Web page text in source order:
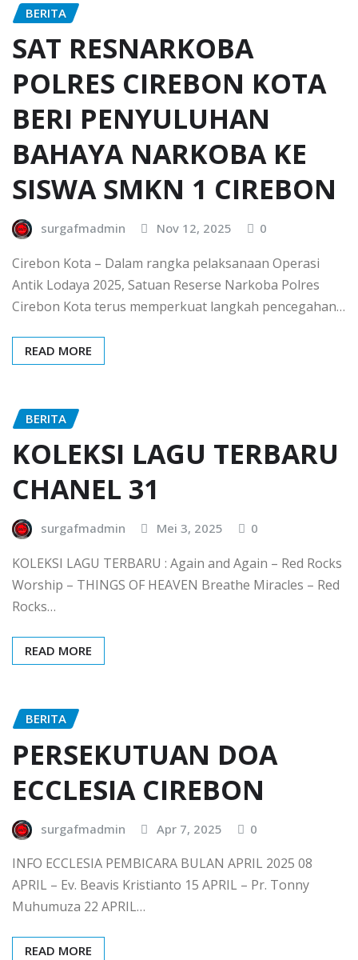
BERITA
SAT RESNARKOBA
POLRES CIREBON KOTA
BERI PENYULUHAN
BAHAYA NARKOBA KE
SISWA SMKN 1 CIREBON
surgafmadmin Nov 12, 2025 0
Cirebon Kota – Dalam rangka pelaksanaan Operasi
Antik Lodaya 2025, Satuan Reserse Narkoba Polres
Cirebon Kota terus memperkuat langkah pencegahan…
READ MORE
BERITA
KOLEKSI LAGU TERBARU
CHANEL 31
surgafmadmin Mei 3, 2025 0
KOLEKSI LAGU TERBARU : Again and Again – Red Rocks
Worship – THINGS OF HEAVEN Breathe Miracles – Red
Rocks…
READ MORE
BERITA
PERSEKUTUAN DOA
ECCLESIA CIREBON
surgafmadmin Apr 7, 2025 0
INFO ECCLESIA PEMBICARA BULAN APRIL 2025 08
APRIL – Ev. Beavis Kristianto 15 APRIL – Pr. Tonny
Muhumuza 22 APRIL…
READ MORE